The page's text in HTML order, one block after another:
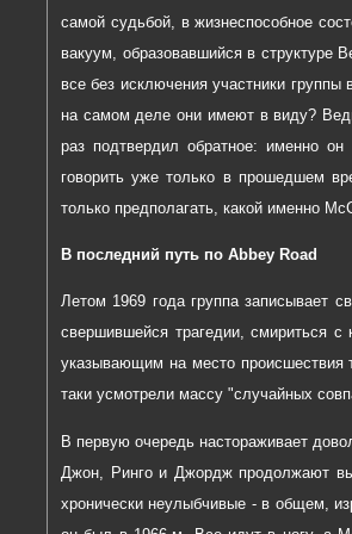
самой судьбой, в жизнеспособное
вакуум, образовавшийся в структуре
все без исключения участники
на самом деле они имеют в виду?
раз подтвердил обратное: именно
говорить уже только в прошедшем
только предполагать, какой именно
В последний путь по Abbey Road
Летом 1969 года группа записывает
свершившейся трагедии, смириться
указывающим на место происшествия
таки усмотрели массу "случайных
В первую очередь настораживает
Джон, Ринго и Джордж продолжают
хронически неулыбчивые - в общем,